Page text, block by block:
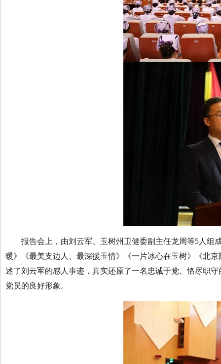
报告会上，由刘云军、玉树州卫健委副主任龙周等5人组
暖》《最美支边人、最深援玉情》《一片冰心在玉树》《北
述了刘云军的感人事迹，真实还原了一名忠诚于党、恪尽职
党员的良好形象。